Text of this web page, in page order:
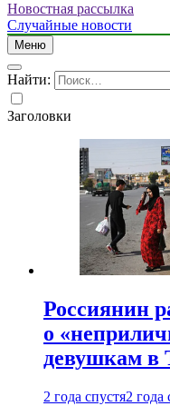
Новостная рассылка
Случайные новости
Меню
Найти:
Заголовки
Россиянин
о
девушкам в
2 года спустя2 года